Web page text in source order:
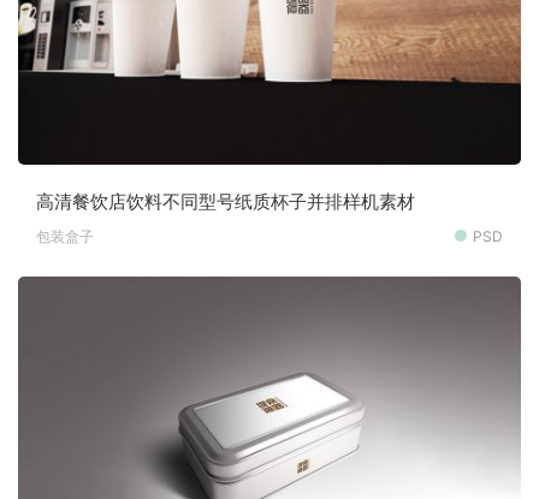
高清餐饮店饮料不同型号纸质杯子并排样机素材
包装盒子 PSD